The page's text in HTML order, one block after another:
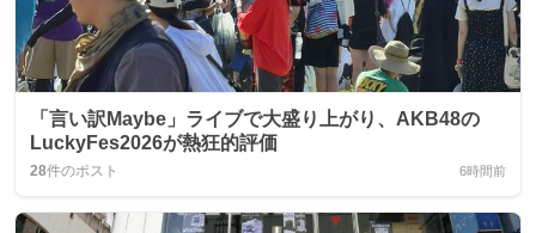
「言い訳Maybe」ライブで大盛り上がり、AKB48の
LuckyFes2026が熱狂的評価
28件のポスト 6時間前